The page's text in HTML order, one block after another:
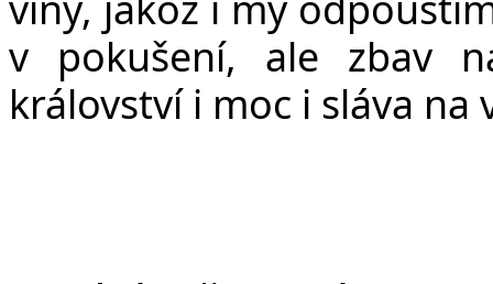
v pokušení, ale zbav
království i moc i sláva na